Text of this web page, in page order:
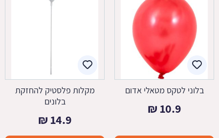
בלוני לטקס מטאלי אדום
10.9
₪
מקלות פלסטיק להחזקת
בלונים
14.9
₪